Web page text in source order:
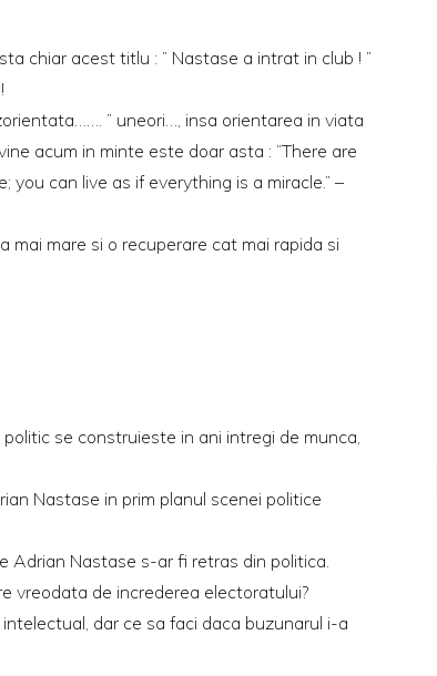
chiar acest titlu : ” Nastase a intrat in club ! ”
” uneori…, insa orientarea in viata
acum in minte este doar asta : “There are
can live as if everything is a miracle.” –
mai mare si o recuperare cat mai rapida si
se construieste in ani intregi de munca,
Nastase in prim planul scenei politice
Adrian Nastase s-ar fi retras din politica.
vreodata de increderea electoratului?
dar ce sa faci daca buzunarul i-a